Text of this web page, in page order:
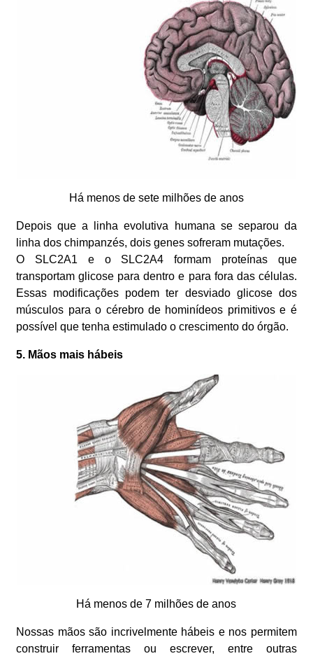
Há menos de sete milhões de anos
Depois que a linha evolutiva humana se separou da
linha dos chimpanzés, dois genes sofreram mutações.
O SLC2A1 e o SLC2A4 formam proteínas que
transportam glicose para dentro e para fora das células.
Essas modificações podem ter desviado glicose dos
músculos para o cérebro de hominídeos primitivos e é
possível que tenha estimulado o crescimento do órgão.
5. Mãos mais hábeis
Há menos de 7 milhões de anos
Nossas mãos são incrivelmente hábeis e nos permitem
construir ferramentas ou escrever, entre outras